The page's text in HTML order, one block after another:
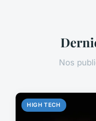
Nos
HIGH TECH